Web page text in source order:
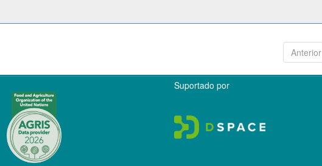
Anterior
Suportado por